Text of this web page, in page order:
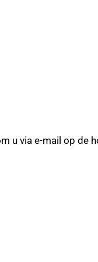
u via e-mail op de